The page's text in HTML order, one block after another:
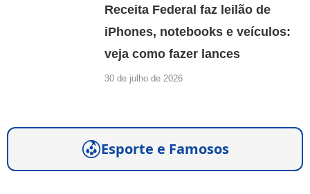
Receita Federal faz leilão de
iPhones, notebooks e veículos:
veja como fazer lances
30 de julho de 2026
Esporte e Famosos